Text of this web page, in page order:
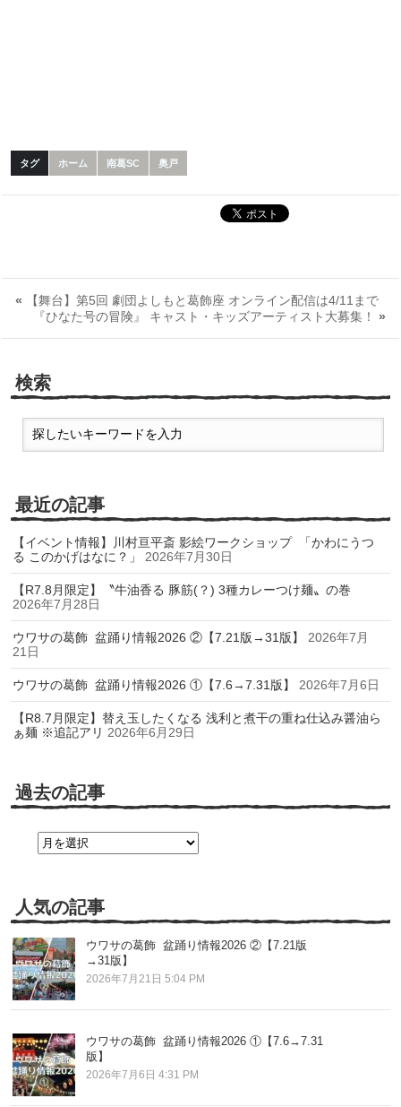
タグ ホーム 南葛SC 奥戸
« 【舞台】第5回 劇団よしもと葛飾座 オンライン配信は4/11まで
『ひなた号の冒険』 キャスト・キッズアーティスト大募集！ »
検索
最近の記事
【イベント情報】川村亘平斎 影絵ワークショップ 「かわにうつ
る このかげはなに？」
2026年7月30日
【R7.8月限定】〝牛油香る 豚筋(？) 3種カレーつけ麺〟の巻
2026年7月28日
ウワサの葛飾 盆踊り情報2026 ②【7.21版→31版】
2026年7月
21日
ウワサの葛飾 盆踊り情報2026 ①【7.6→7.31版】 2026年7月6日
【R8.7月限定】替え玉したくなる 浅利と煮干の重ね仕込み醤油ら
ぁ麺 ※追記アリ 2026年6月29日
過去の記事
人気の記事
ウワサの葛飾 盆踊り情報2026 ②【7.21版
→31版】
2026年7月21日 5:04 PM
ウワサの葛飾 盆踊り情報2026 ①【7.6→7.31
版】
2026年7月6日 4:31 PM